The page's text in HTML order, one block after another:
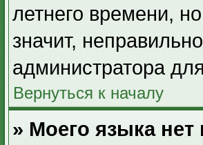
летнего времени,
значит,
администратора
Вернуться к началу
» Моего языка нет